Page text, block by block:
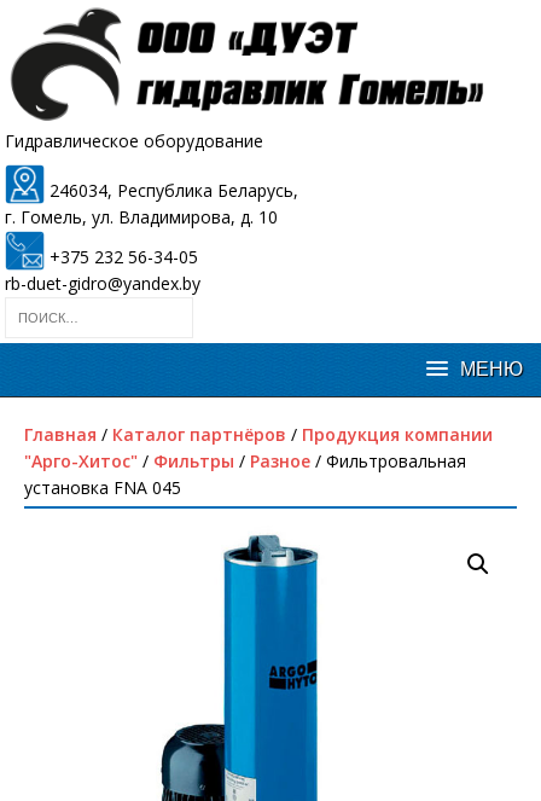
Гидравлическое оборудование
246034, Республика Беларусь,
г. Гомель, ул. Владимирова, д. 10
+375 232 56-34-05
rb-duet-gidro@yandex.by
Главная / Каталог партнёров / Продукция компании
"Арго-Хитос" / Фильтры / Разное / Фильтровальная
установка FNA 045